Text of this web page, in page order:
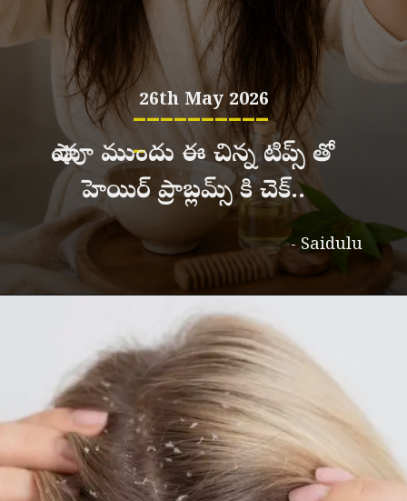
26th May 2026
__________
_
- Saidulu
షాంపూ ముందు ఈ చిన్న టిప్స్ తో
హెయిర్ ప్రాబ్లమ్స్ కి చెక్..